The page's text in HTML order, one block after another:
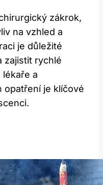
zákrok,
na vzhled a
je důležité
zajistit rychlé
lékaře a
opatření je klíčové